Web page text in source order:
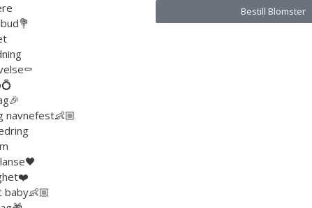
navnefest👶🏼
baby👶🏼
Bestill Blomster